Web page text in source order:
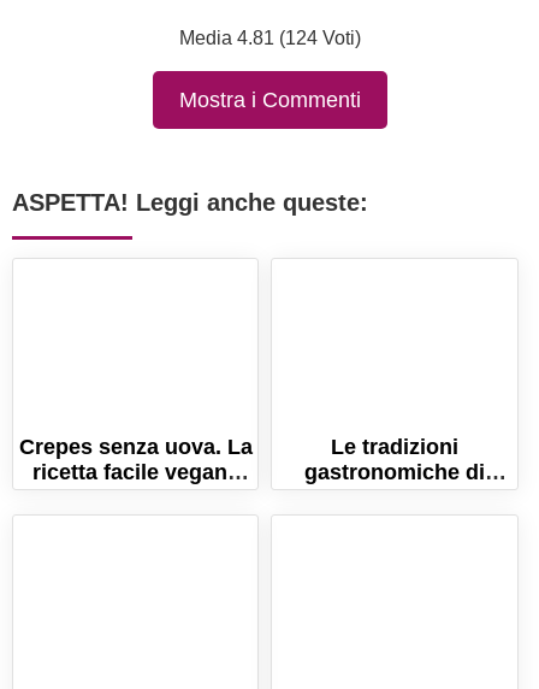
Media 4.81 (124 Voti)
Mostra i Commenti
ASPETTA! Leggi anche queste:
Crepes senza uova. La
ricetta facile vegana
per fare le crepe
morbidissime!
Le tradizioni
gastronomiche di
Carnevale: una festa
di sapori e delizie!